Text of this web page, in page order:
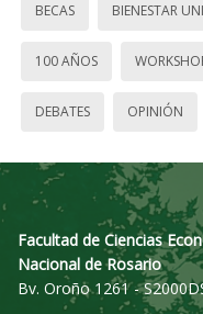
BECAS BIENESTAR
100 AÑOS
DEBATES OPINIÓN
Facultad de Ciencias
Nacional de Rosario
Bv. Oroño 1261 -